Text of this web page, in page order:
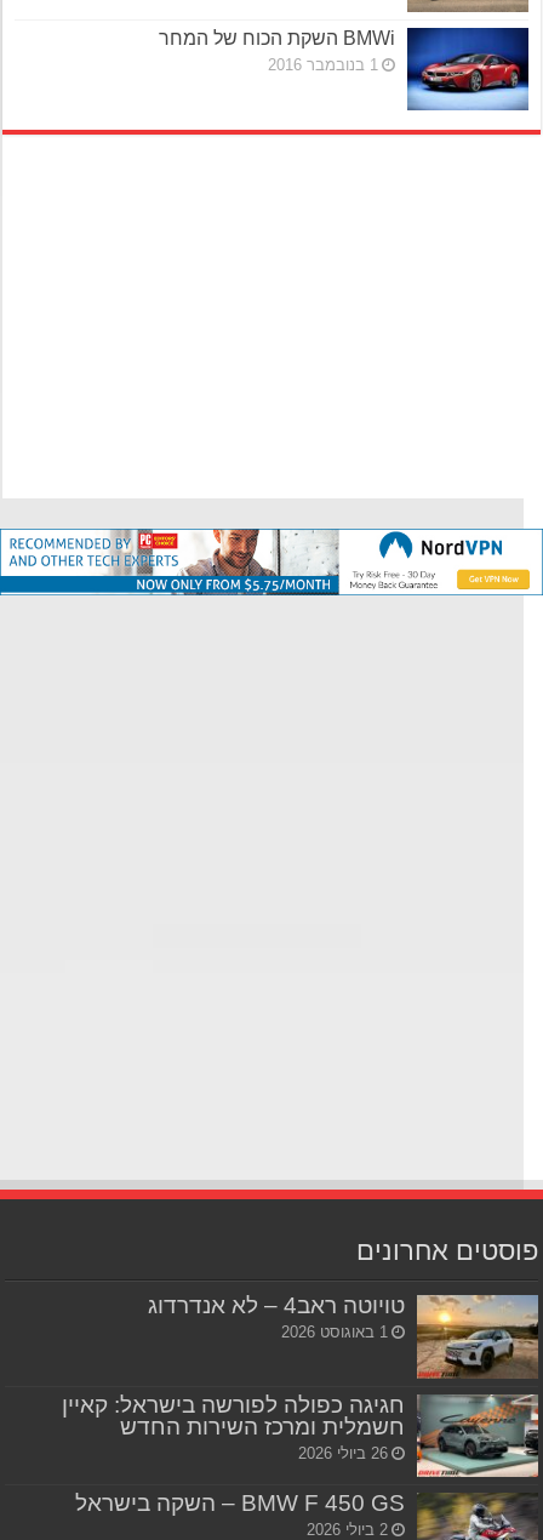
BMWi השקת הכוח של המחר
1 בנובמבר 2016
אחרונים
טויוטה ראב4 – לא אנדרדוג
1 באוגוסט 2026
חגיגה כפולה לפורשה בישראל: קאיין
חשמלית ומרכז השירות החדש
26 ביולי 2026
BMW F 450 GS – השקה בישראל
2 ביולי 2026